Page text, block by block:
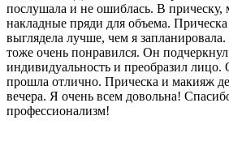
послушала и не ошиблась. В прическу,
накладные пряди для объема. Прическа
выглядела лучше, чем я
тоже очень понравился. Он
индивидуальность и преобразил лицо.
прошла отлично. Прическа и макияж
вечера. Я очень всем довольна!
профессионализм!